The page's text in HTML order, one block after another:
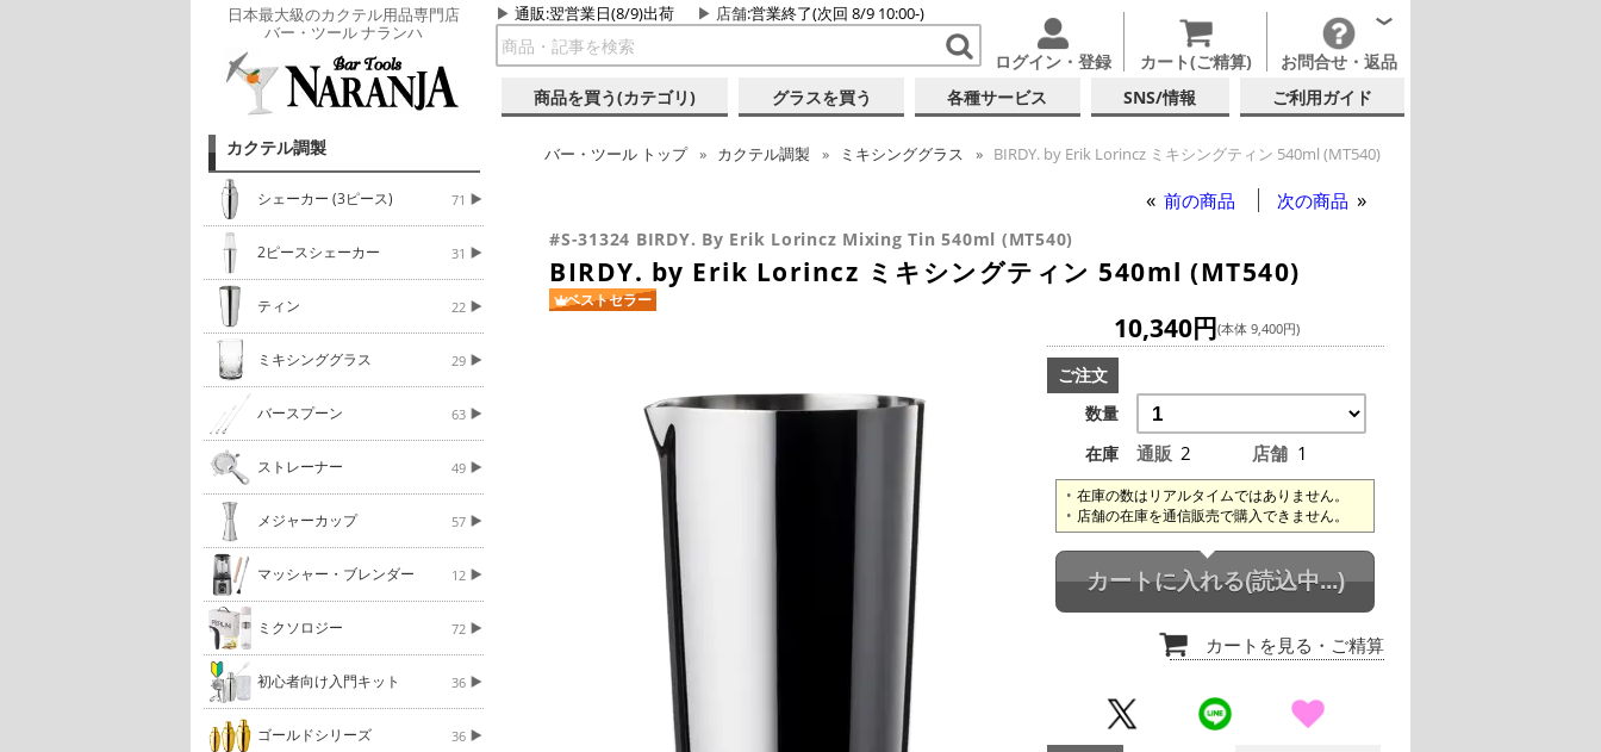
日本最大級のカクテル用品専門店
バー・ツール ナランハ
通販:翌営業日(8/9)出荷 店舗:営業終了(次回 8/9 10:00-)
ログイン・登録 カート(ご精算) お問合せ・返品
商品を買う(カテゴリ) グラスを買う 各種サービス SNS/情報 ご利用ガイド
カクテル調製
シェーカー (3ピース) 71
2ピースシェーカー 31
ティン 22
ミキシンググラス 29
バースプーン 63
ストレーナー 49
メジャーカップ 57
マッシャー・ブレンダー 12
ミクソロジー 72
初心者向け入門キット 36
ゴールドシリーズ 36
バー・ツール トップ カクテル調製 ミキシンググラス BIRDY. by Erik Lorincz ミキシングティン 540ml (MT540)
前の商品 次の商品
#S-31324 BIRDY. By Erik Lorincz Mixing Tin 540ml (MT540)
BIRDY. by Erik Lorincz ミキシングティン 540ml (MT540)
ベストセラー
10,340円(本体 9,400円)
ご注文
数量
在庫
通販 2 店舗 1
在庫の数はリアルタイムではありません。
店舗の在庫を通信販売で購入できません。
カートに入れる(読込中...)
カートを見る ・ご精算